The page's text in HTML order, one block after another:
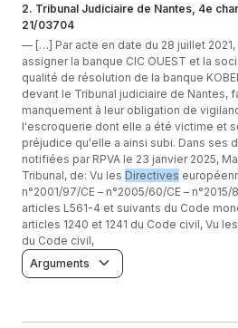
2. Tribunal Judiciaire de Nantes, 4e
21/03704
— […] Par acte en date du 28 juillet
assigner la banque CIC OUEST et la
qualité de résolution de la banque
devant le Tribunal judiciaire de Nantes,
manquement à leur obligation de
l'escroquerie dont elle a été victime et
préjudice qu'elle a ainsi subi. Dans ses
notifiées par RPVA le 23 janvier 2025,
Tribunal, de: Vu les Directives
n°2001/97/CE – n°2005/60/CE – n°2015/
articles L561-4 et suivants du Code
articles 1240 et 1241 du Code civil, Vu
du Code civil,
Arguments